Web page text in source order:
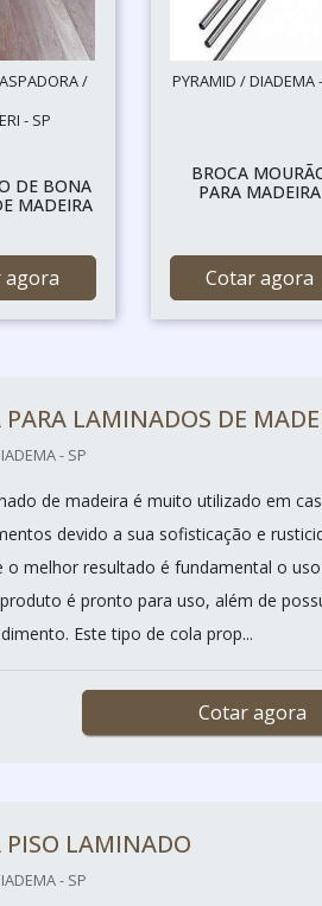
/
- SP
DE BONA
MADEIRA
agora
PYRAMID / DIADEMA
BROCA
PARA MADEIRA
Cotar agora
PARA LAMINADOS DE
- SP
de madeira é muito utilizado em
devido a sua sofisticação e
o melhor resultado é fundamental o
é pronto para uso, além de
Este tipo de cola prop...
Cotar agora
PISO LAMINADO
- SP